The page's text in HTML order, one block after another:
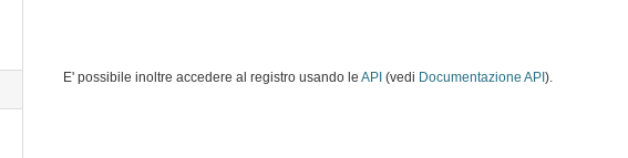
E' possibile inoltre accedere al registro usando le API (vedi Documentazione API ).